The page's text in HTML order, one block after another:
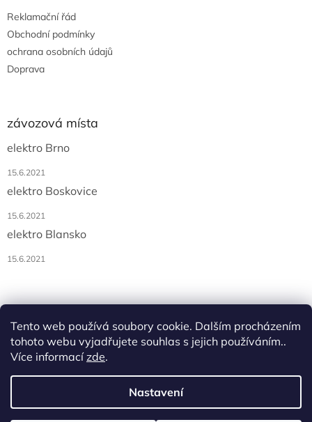
Tento web používá soubory cookie. Dalším procházením
tohoto webu vyjadřujete souhlas s jejich používáním..
Více informacízde.
Nastavení
Reklamační řád
Obchodní podmínky
ochrana osobních údajů
Doprava
závozová místa
elektro Brno
15.6.2021
elektro Boskovice
15.6.2021
elektro Blansko
15.6.2021
Vytvořil Shoptet